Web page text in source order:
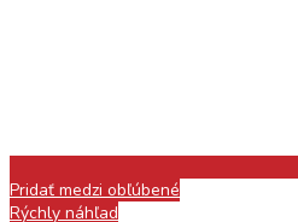
Pridať medzi obľúbené
Rýchly náhľad